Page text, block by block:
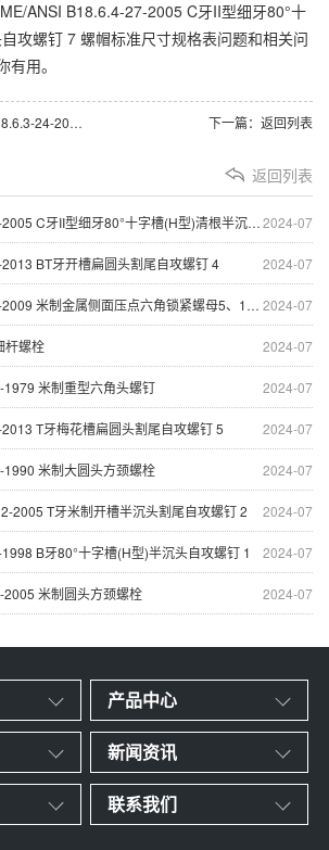
ANSI B18.6.4-27-2005 C牙II型细牙80°十
攻螺钉 7 螺帽标准尺寸规格表问题和相关问
用。
槽扁圆头割尾自攻螺钉 4 下一篇： 返回列表
返回列表
2024-07
牙II型细牙80°十字槽(H型)清根半沉头自攻螺钉 7
2024-07
BT牙开槽扁圆头割尾自攻螺钉 4
2024-07
米制金属侧面压点六角锁紧螺母5、10级
2024-07
杆螺栓
2024-07
米制重型六角头螺钉
2024-07
T牙梅花槽扁圆头割尾自攻螺钉 5
2024-07
米制大圆头方颈螺栓
2024-07
2005 T牙米制开槽半沉头割尾自攻螺钉 2
2024-07
B牙80°十字槽(H型)半沉头自攻螺钉 1
2024-07
米制圆头方颈螺栓
产品中心
新闻资讯
联系我们